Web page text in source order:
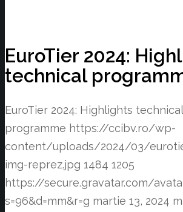
EuroTier 2024:
technical
EuroTier 2024: Highlights technical
programme https://ccibv.ro/wp-
content/uploads/2024/03/
img-reprez.jpg 1484 1205
https://secure.gravatar.com/
s=96&d=mm&r=g martie 13, 2024